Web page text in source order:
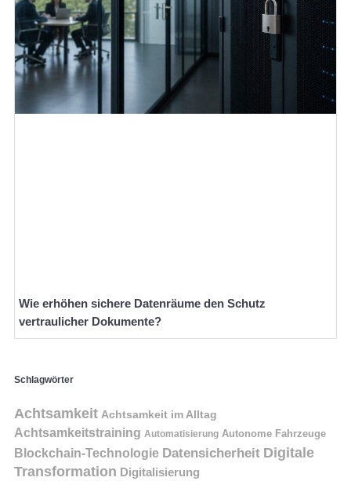
Wie erhöhen sichere Datenräume den Schutz
vertraulicher Dokumente?
Schlagwörter
Achtsamkeit Achtsamkeit im Alltag
Achtsamkeitstraining Automatisierung Autonome Fahrzeuge
Blockchain-Technologie Datensicherheit Digitale
Transformation Digitalisierung